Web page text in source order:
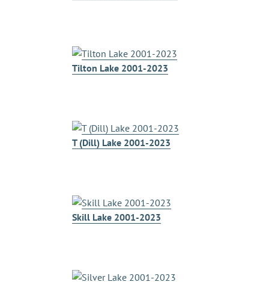
Tilton Lake 2001-2023
T (Dill) Lake 2001-2023
Skill Lake 2001-2023